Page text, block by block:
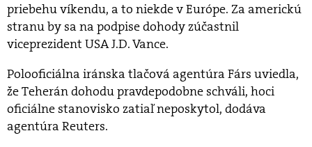
priebehu víkendu, a to niekde v Európe. Za americkú
stranu by sa na podpise dohody zúčastnil
viceprezident USA J.D. Vance.
Polooficiálna iránska tlačová agentúra Fárs uviedla,
že Teherán dohodu pravdepodobne schváli, hoci
oficiálne stanovisko zatiaľ neposkytol, dodáva
agentúra Reuters.